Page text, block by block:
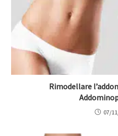
Rimodellare
07/